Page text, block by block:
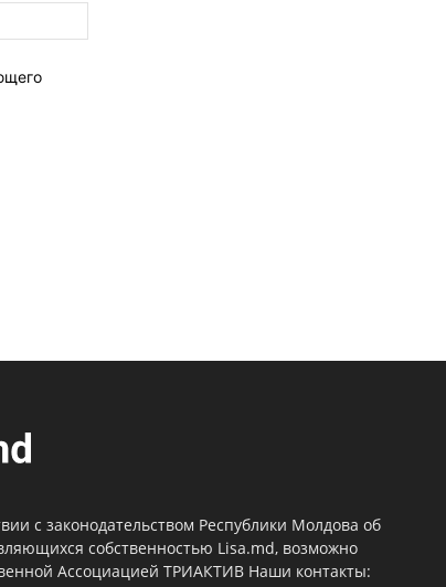
с законодательством Республики Молдова об
собственностью Lisa.md, возможно
Ассоциацией ТРИАКТИВ Наши контакты: